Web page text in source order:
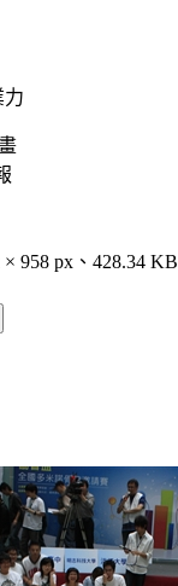
力
× 958 px、428.34 KB